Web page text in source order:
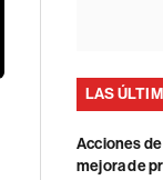
LAS
Acciones
mejora de